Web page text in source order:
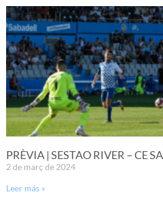
PRÈVIA | SESTAO RIVER – CE
2 de març de 2024
Leer más »